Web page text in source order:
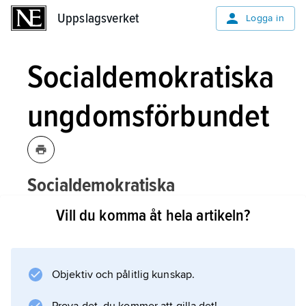
Uppslagsverket Logga in
Socialdemokratiska
ungdomsförbundet
Socialdemokratiska
ungdomsförbundet, SDU,det första
SDU startade som en partilojal
ungdomsorganisation med en klart
Vill du komma åt hela artikeln?
Objektiv och pålitlig kunskap.